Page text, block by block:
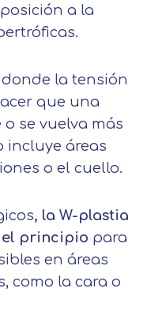
a la
la tensión
que una
se vuelva más
incluye áreas
o el cuello.
, la W-plastia
el principio para
en áreas
como la cara o